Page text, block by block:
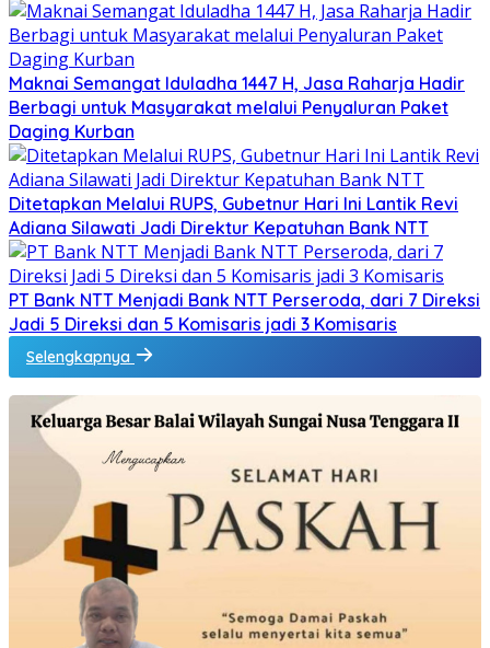
Maknai Semangat Iduladha 1447 H, Jasa Raharja Hadir
Berbagi untuk Masyarakat melalui Penyaluran Paket
Daging Kurban
Ditetapkan Melalui RUPS, Gubetnur Hari Ini Lantik Revi
Adiana Silawati Jadi Direktur Kepatuhan Bank NTT
PT Bank NTT Menjadi Bank NTT Perseroda, dari 7 Direksi
Jadi 5 Direksi dan 5 Komisaris jadi 3 Komisaris
Selengkapnya